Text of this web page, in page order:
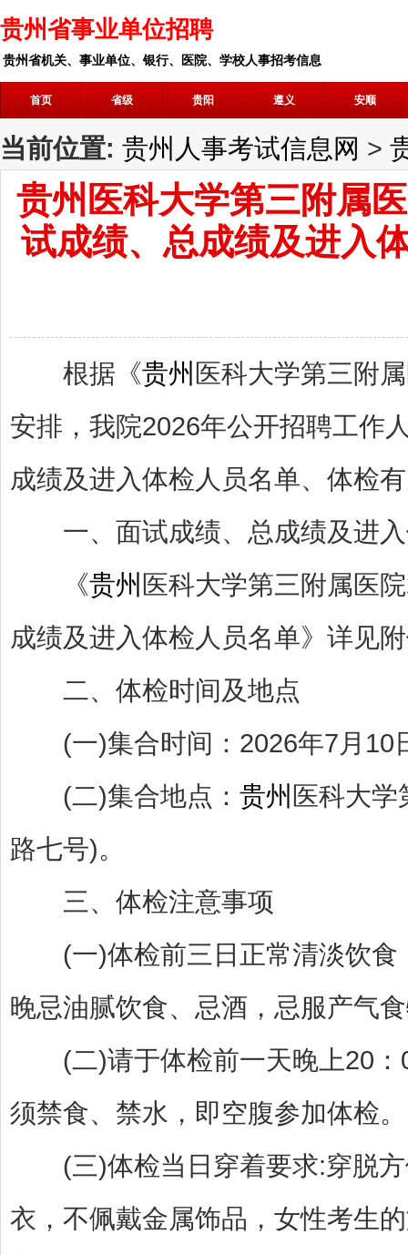
贵州省事业单位招聘
贵州省机关、事业单位、银行、医院、学校人事招考信息
首页 省级 贵阳 遵义 安顺
当前位置: 贵州人事考试信息网 >
贵州医科大学第三附属
试成绩、总成绩及进入
根据《贵州 医科大学第三附
安排，我院2026年公开招聘工作
成绩及进入体检人员名单、体检
一、面试成绩、总成绩及进入
《贵州 医科大学第三附属医
成绩及进入体检人员名单》详见
二、体检时间及地点
(一)集合时间：2026年7月10
(二)集合地点： 贵州 医科大学
路七号)。
三、体检注意事项
(一)体检前三日正常清淡饮食
晚忌油腻饮食、忌酒，忌服产气
(二)请于体检前一天晚上20：
须禁食、禁水，即空腹参加体检。
(三)体检当日穿着要求:穿脱方
衣，不佩戴金属饰品，女性考生